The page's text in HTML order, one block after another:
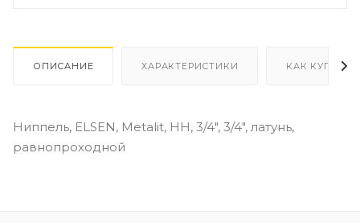
ОПИСАНИЕ ХАРАКТЕРИСТИКИ КАК КУПИТЬ
Ниппель, ELSEN, Metalit, НН, 3/4", 3/4", латунь,
равнопроходной